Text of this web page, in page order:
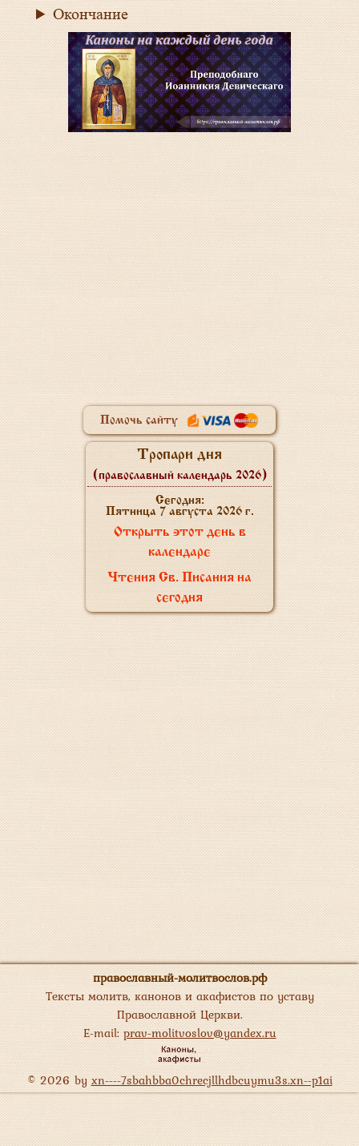
Окончание
Помочь сайту
Тропари дня
(православный календарь 2026)
Сегодня:
Пятница 7 августа 2026 г.
Открыть этот день в
календаре
Чтения Св. Писания на
сегодня
православный-молитвослов.рф
Тексты молитв, канонов и акафистов по уставу
Православной Церкви.
E-mail:prav-molitvoslov@yandex.ru
© 2026 byxn----7sbahbba0chrecjllhdbcuymu3s.xn--p1ai